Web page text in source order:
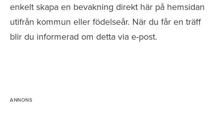
enkelt skapa en bevakning direkt här på hemsidan
utifrån kommun eller födelseår. När du får en träff
blir du informerad om detta via e-post.